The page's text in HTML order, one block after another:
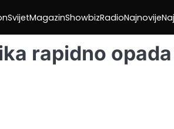
SvijetMagazinShowbizRadioNajnovije
rapidno opada